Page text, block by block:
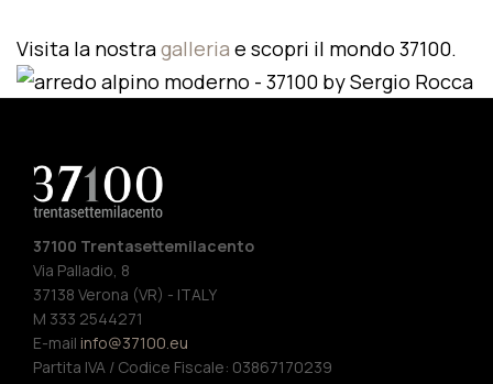
Visita la nostragalleria e scopri il mondo 37100.
37100 Trentasettemilacento
Via Palladio, 8
37138 Verona (VR) - ITALY
M 333 2544271
E-mail info@37100.eu
Partita IVA / Codice Fiscale: 03867170239